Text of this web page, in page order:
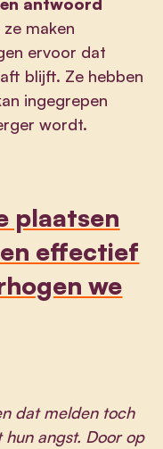
maken
ervoor dat
blijft. Ze hebben
ingegrepen
wordt.
plaatsen
effectief
we
dat melden toch
angst. Door op